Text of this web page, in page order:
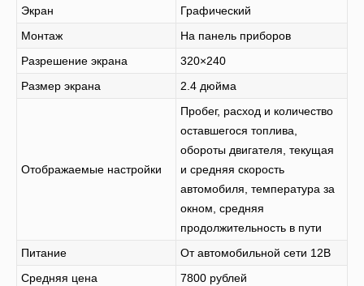
Экран
Графический
Монтаж
На панель приборов
Разрешение экрана
320×240
Размер экрана
2.4 дюйма
Отображаемые настройки
Пробег, расход и количество
оставшегося топлива,
обороты двигателя, текущая
и средняя скорость
автомобиля, температура за
окном, средняя
продолжительность в пути
Питание
От автомобильной сети 12В
Средняя цена
7800 рублей